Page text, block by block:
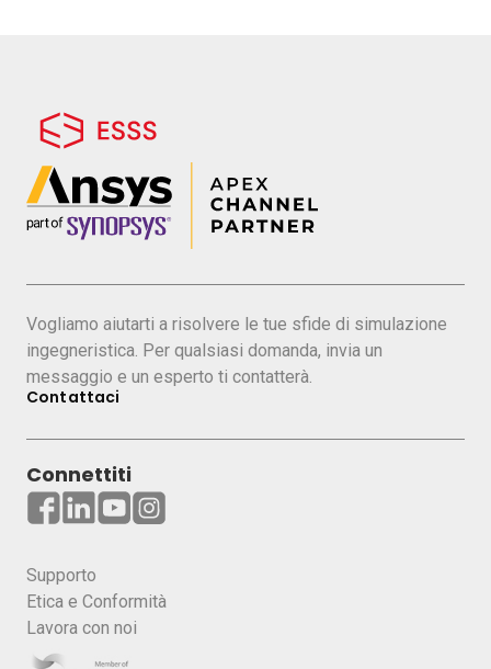
l’affidabilità del prodotto e innovare più
rapidamente, acquisendo un decisivo
vantaggio competitivo
turbomacchine.
Presentazione tool Ansys per le
turbomacchine
Case study
Ingegneri, tecnici e progettisti coinvolti
turbomacchine
Vogliamo aiutarti a risolvere le tue sfide di simulazione
ingegneristica. Per qualsiasi domanda, invia un
messaggio e un esperto ti contatterà.
Contattaci
Connettiti
Supporto
Etica e Conformità
Lavora con noi